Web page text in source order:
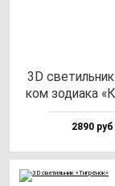
3D
ком зо­ди­ака
2890 руб